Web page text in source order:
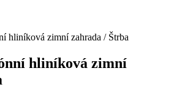
hliníková zimní zahrada / Štrba
hliníková zimní